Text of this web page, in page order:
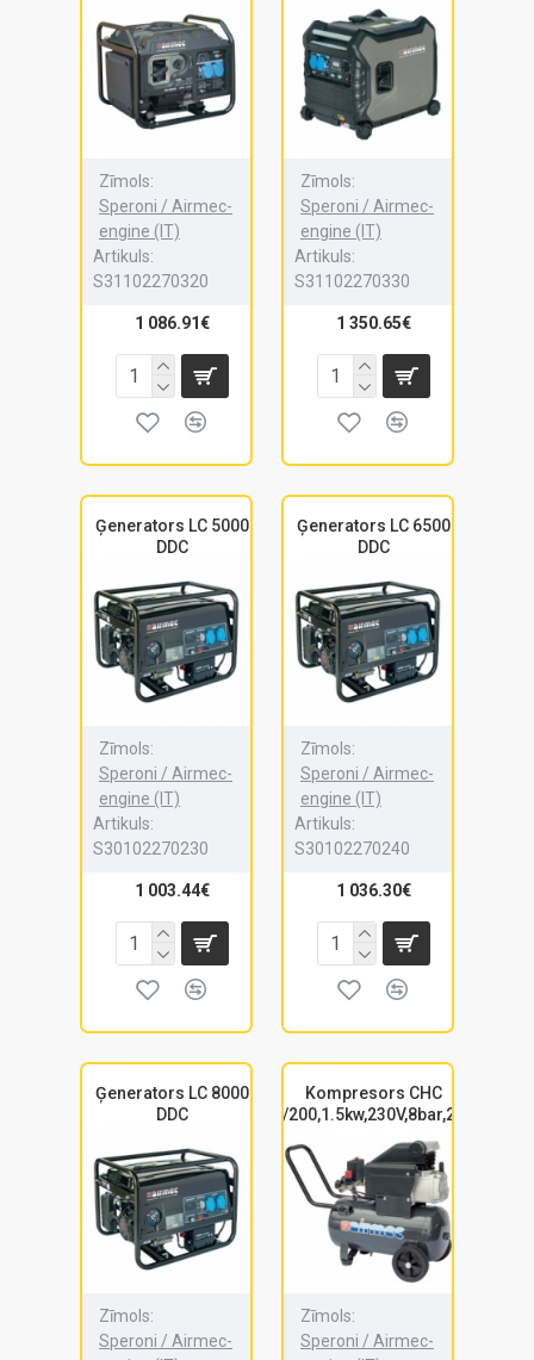
Zīmols:
Speroni / Airmec-
engine (IT)
Artikuls:
S31102270320
1 086.91€
Zīmols:
Speroni / Airmec-
engine (IT)
Artikuls:
S31102270330
1 350.65€
Ģenerators LC 5000
DDC
Zīmols:
Speroni / Airmec-
engine (IT)
Artikuls:
S30102270230
1 003.44€
Ģenerators LC 6500
DDC
Zīmols:
Speroni / Airmec-
engine (IT)
Artikuls:
S30102270240
1 036.30€
Ģenerators LC 8000
DDC
Zīmols:
Speroni / Airmec-
Kompresors CHC
25/200,1.5kw,230V,8bar,200L
Zīmols:
Speroni / Airmec-